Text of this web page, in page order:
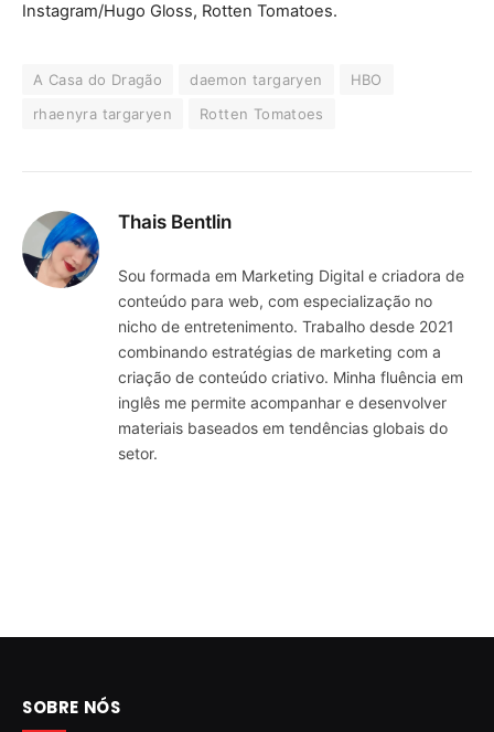
Instagram/Hugo Gloss, Rotten Tomatoes.
A Casa do Dragão daemon targaryen
HBO
rhaenyra targaryen
Rotten Tomatoes
Thais Bentlin
Sou formada em Marketing Digital e criadora de
conteúdo para web, com especialização no
nicho de entretenimento. Trabalho desde 2021
combinando estratégias de marketing com a
criação de conteúdo criativo. Minha fluência em
inglês me permite acompanhar e desenvolver
materiais baseados em tendências globais do
setor.
SOBRE NÓS